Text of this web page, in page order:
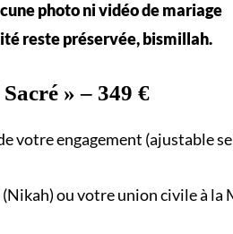
photo ni vidéo de mariage
reste préservée, bismillah.
» – 349 €
votre engagement (ajustable
(Nikah) ou votreunion civileà la